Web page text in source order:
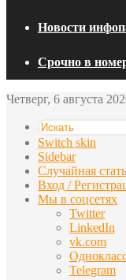
Новости
Срочно в
Четверг, 6 августа
Switch skin
Sidebar
Случайная
Вход /
Мы в соцсетях
Twitter
LinkedIn
vk.com
Telegram